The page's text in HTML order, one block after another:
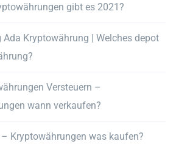
gibt es 2021?
Ada Kryptowährung | Welches depot
Versteuern –
wann verkaufen?
Kryptowährungen was kaufen?